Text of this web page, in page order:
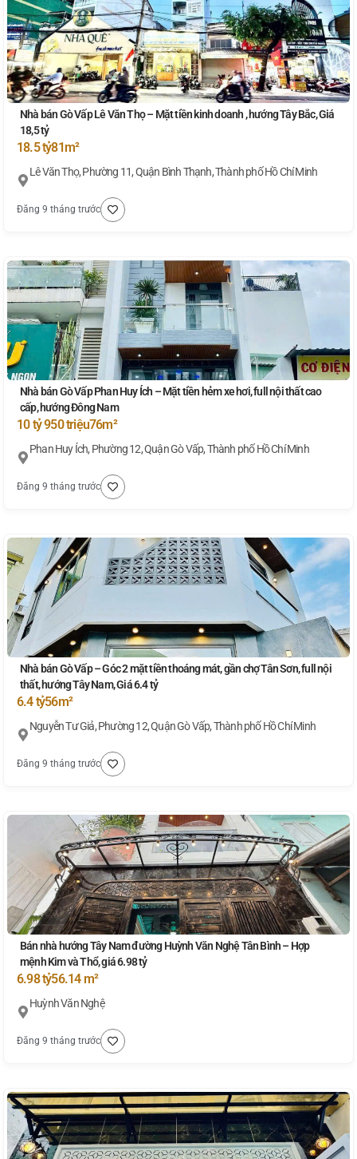
Nhà bán Gò Vấp Lê Văn Thọ – Mặt tiền kinh doanh , hướng Tây Bắc, Giá
18,5 tỷ
18.5 tỷ81m²
Lê Văn Thọ, Phường 11, Quận Bình Thạnh, Thành phố Hồ Chí Minh
Đăng 9 tháng trước
Nhà bán Gò Vấp Phan Huy Ích – Mặt tiền hẻm xe hơi, full nội thất cao
cấp, hướng Đông Nam
10 tỷ 950 triệu76m²
Phan Huy Ích, Phường 12, Quận Gò Vấp, Thành phố Hồ Chí Minh
Đăng 9 tháng trước
Nhà bán Gò Vấp – Góc 2 mặt tiền thoáng mát, gần chợ Tân Sơn, full nội
thất, hướng Tây Nam, Giá 6.4 tỷ
6.4 tỷ56m²
Nguyễn Tư Giả, Phường 12, Quận Gò Vấp, Thành phố Hồ Chí Minh
Đăng 9 tháng trước
Bán nhà hướng Tây Nam đường Huỳnh Văn Nghệ Tân Bình – Hợp
mệnh Kim và Thổ, giá 6.98 tỷ
6.98 tỷ56.14 m²
Huỳnh Văn Nghệ
Đăng 9 tháng trước